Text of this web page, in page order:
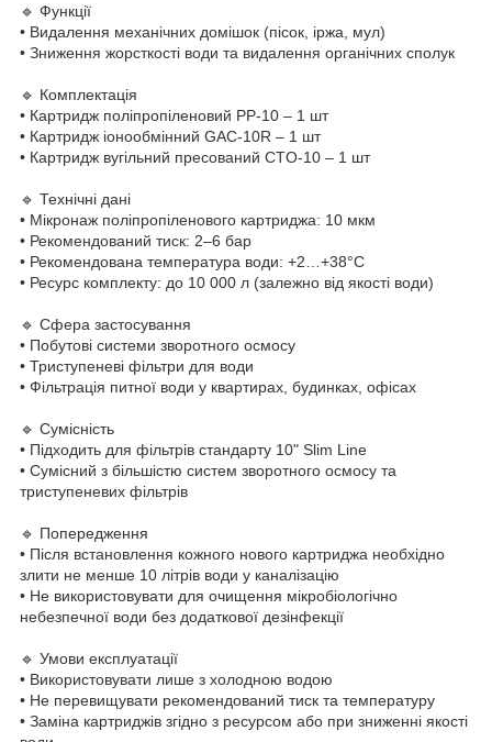
🔹 Функції
• Видалення механічних домішок (пісок, іржа, мул)
• Зниження жорсткості води та видалення органічних сполук
🔹 Комплектація
• Картридж поліпропіленовий PP-10 – 1 шт
• Картридж іонообмінний GAC-10R – 1 шт
• Картридж вугільний пресований CTO-10 – 1 шт
🔹 Технічні дані
• Мікронаж поліпропіленового картриджа: 10 мкм
• Рекомендований тиск: 2–6 бар
• Рекомендована температура води: +2…+38°C
• Ресурс комплекту: до 10 000 л (залежно від якості води)
🔹 Сфера застосування
• Побутові системи зворотного осмосу
• Триступеневі фільтри для води
• Фільтрація питної води у квартирах, будинках, офісах
🔹 Сумісність
• Підходить для фільтрів стандарту 10" Slim Line
• Сумісний з більшістю систем зворотного осмосу та
триступеневих фільтрів
🔹 Попередження
• Після встановлення кожного нового картриджа необхідно
злити не менше 10 літрів води у каналізацію
• Не використовувати для очищення мікробіологічно
небезпечної води без додаткової дезінфекції
🔹 Умови експлуатації
• Використовувати лише з холодною водою
• Не перевищувати рекомендований тиск та температуру
• Заміна картриджів згідно з ресурсом або при зниженні якості